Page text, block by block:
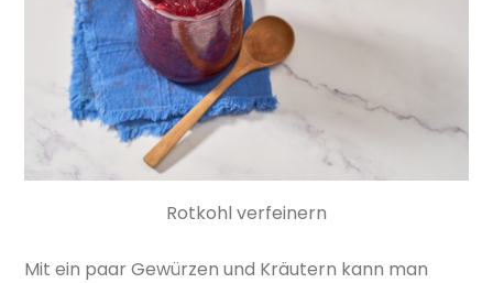
Rotkohl verfeinern
Mit ein paar Gewürzen und Kräutern kann man